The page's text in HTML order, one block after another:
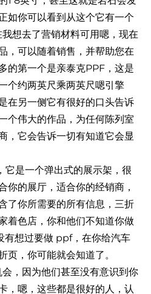
如你可以看到从这个它有一个
想去了营销材料可用嗯，现在
，可以随着销售，并帮助您在
的第一个是亲泰克PPF，这是
个约两英尺乘两英尺嗯引擎
在另一侧它有很好的口头告诉
个伟大的作品，为任何陈列室
，它会告诉一切有知道它会显
它是一个弹出式的展示架，很
你的展厅，适合你的经销商，
了你所需要的所有信息，三折
着色店，你和他们不知道你做
有想过要做 ppf，在你给汽车
页，你可能就会知道了。
，因为他们甚至没有意识到你
，嗯，这些都是很好的人，认